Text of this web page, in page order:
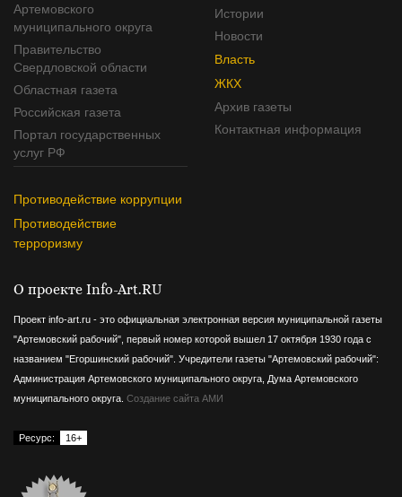
Артемовского
муниципального округа
Правительство
Свердловской области
Областная газета
Российская газета
Портал государственных
услуг РФ
Противодействие коррупции
Противодействие
терроризму
Истории
Новости
Власть
ЖКХ
Архив газеты
Контактная информация
О проекте Info-Art.RU
Проект info-art.ru - это официальная электронная версия муниципальной газеты
"Артемовский рабочий", первый номер которой вышел 17 октября 1930 года с
названием "Егоршинский рабочий". Учредители газеты "Артемовский рабочий":
Администрация Артемовского муниципального округа, Дума Артемовского
муниципального округа. Создание сайта АМИ
Ресурс: 16+